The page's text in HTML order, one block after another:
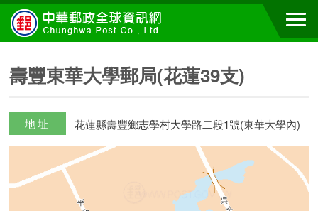
壽豐東華大學郵局(花蓮39支)
地址 花蓮縣壽豐鄉志學村大學路二段1號(東華大學內)